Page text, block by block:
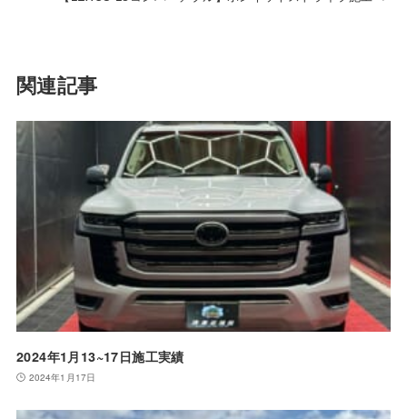
関連記事
2024年1月13~17日施工実績
2024年1月17日